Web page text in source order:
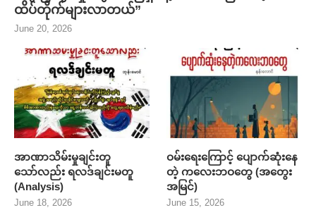
ထိပ်တိုက်များလာတယ်”
June 20, 2026
အာဏာသိမ်းမှုချင်းတူ
သော်လည်း ရလဒ်ချင်းမတူ
(Analysis)
June 18, 2026
ဝမ်းရေးကြောင့် ပျောက်ဆုံးနေ
တဲ့ ကလေးဘဝတွေ (အတွေး
အမြင်)
June 15, 2026